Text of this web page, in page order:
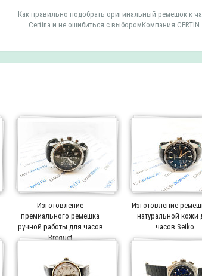
Как правильно подобрать оригинальный ремешок к
Certina и не ошибиться с выборомКомпания CERTIN..
Изготовление
премиального ремешка
ручной работы для часов
Breguet
Изготовление
натуральной кожи
часов Seiko